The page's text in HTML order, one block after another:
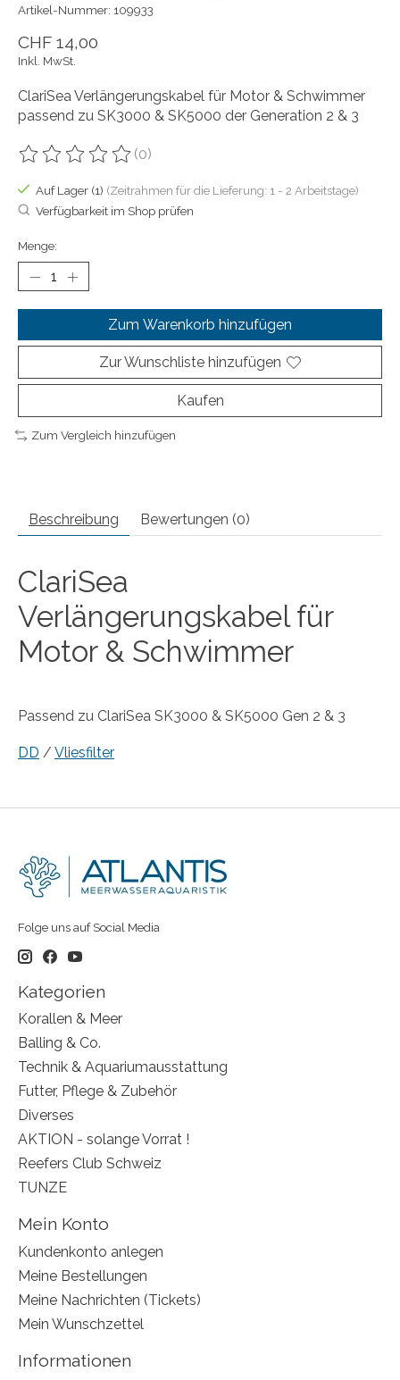
Artikel-Nummer: 109933
CHF 14,00
Inkl. MwSt.
ClariSea Verlängerungskabel für Motor & Schwimmer
passend zu SK3000 & SK5000 der Generation 2 & 3
Die Bewertung dieses Produkts ist
(0)
Auf Lager (1) (Zeitrahmen für die Lieferung: 1 - 2 Arbeitstage)
Verfügbarkeit im Shop prüfen
Menge:
Zum Warenkorb hinzufügen
Zur Wunschliste hinzufügen
Kaufen
Zum Vergleich hinzufügen
Beschreibung Bewertungen (0)
ClariSea
Verlängerungskabel für
Motor & Schwimmer
Passend zu ClariSea SK3000 & SK5000 Gen 2 & 3
DD / Vliesfilter
Folge uns auf Social Media
Kategorien
Korallen & Meer
Balling & Co.
Technik & Aquariumausstattung
Futter, Pflege & Zubehör
Diverses
AKTION - solange Vorrat !
Reefers Club Schweiz
TUNZE
Mein Konto
Kundenkonto anlegen
Meine Bestellungen
Meine Nachrichten (Tickets)
Mein Wunschzettel
Informationen